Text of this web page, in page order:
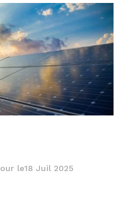
le18 Juil 2025